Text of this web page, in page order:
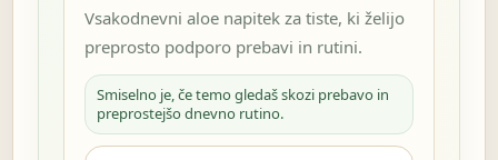
Vsakodnevni aloe napitek za tiste, ki želijo
preprosto podporo prebavi in rutini.
Smiselno je, če temo gledaš skozi prebavo in
preprostejšo dnevno rutino.